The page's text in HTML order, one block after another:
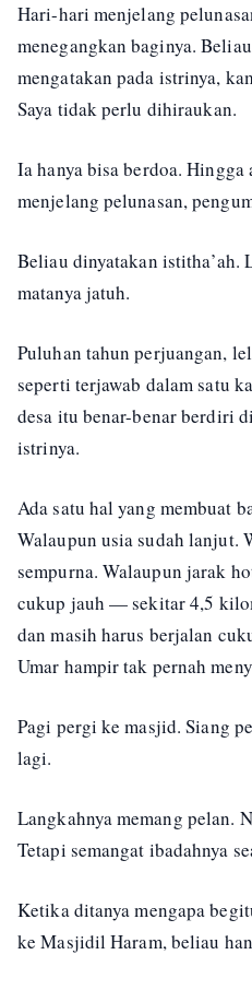
Hari-hari menjelang
menegangkan baginya.
mengatakan pada istrinya,
Saya tidak perlu dihiraukan.
Ia hanya bisa berdoa.
menjelang pelunasan,
Beliau dinyatakan istitha’ah.
matanya jatuh.
Puluhan tahun perjuangan,
seperti terjawab dalam satu
desa itu benar-benar berdiri
istrinya.
Ada satu hal yang membuat
Walaupun usia sudah
sempurna. Walaupun jarak
cukup jauh — sekitar 4,5
dan masih harus berjalan
Umar hampir tak pernah
Pagi pergi ke masjid. Siang
lagi.
Langkahnya memang pelan.
Tetapi semangat ibadahnya
Ketika ditanya mengapa
ke Masjidil Haram, beliau